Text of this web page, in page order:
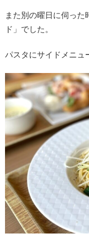
また別の曜日に伺った
ド」でした。
パスタにサイドメニュ